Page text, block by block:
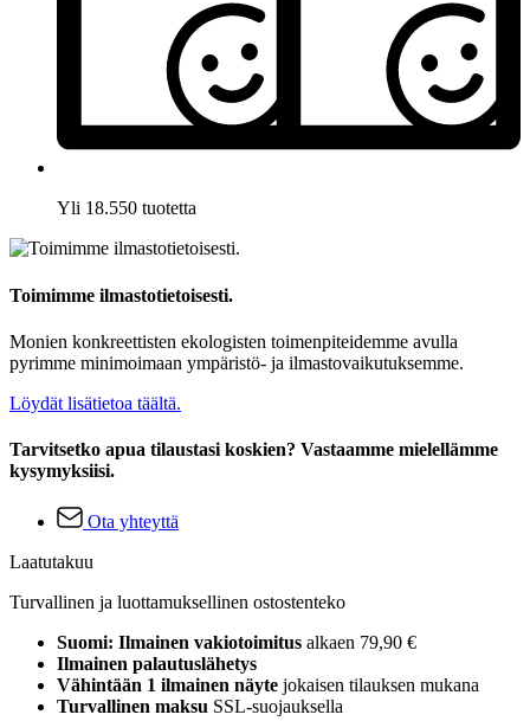
Yli 18.550 tuotetta
Toimimme ilmastotietoisesti.
Monien konkreettisten ekologisten toimenpiteidemme avulla
pyrimme minimoimaan ympäristö- ja ilmastovaikutuksemme.
Löydät lisätietoa täältä.
Tarvitsetko apua tilaustasi koskien? Vastaamme mielellämme
kysymyksiisi.
Ota yhteyttä
Laatutakuu
Turvallinen ja luottamuksellinen ostostenteko
Suomi: Ilmainen vakiotoimitus alkaen 79,90 €
Ilmainen palautuslähetys
Vähintään 1 ilmainen näyte jokaisen tilauksen mukana
Turvallinen maksu SSL-suojauksella